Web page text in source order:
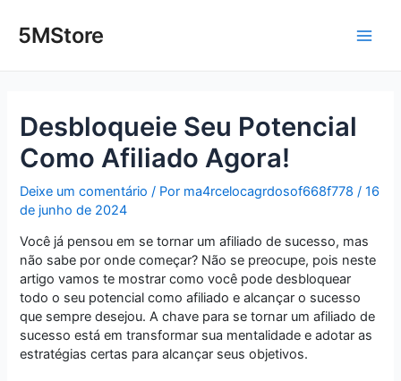
para5MStore
Desbloqueie Seu Potencial
Como Afiliado Agora!
Deixe um comentário / Por ma4rcelocagrdosof668f778/16
de junho de 2024
Você já pensou em se tornar um afiliado de sucesso, mas
não sabe por onde começar? Não se preocupe, pois neste
artigo vamos te mostrar como você pode desbloquear
todo o seu potencial como afiliado e alcançar o sucesso
que sempre desejou. A chave para se tornar um afiliado de
sucesso está em transformar sua mentalidade e adotar as
estratégias certas para alcançar seus objetivos.
navigation